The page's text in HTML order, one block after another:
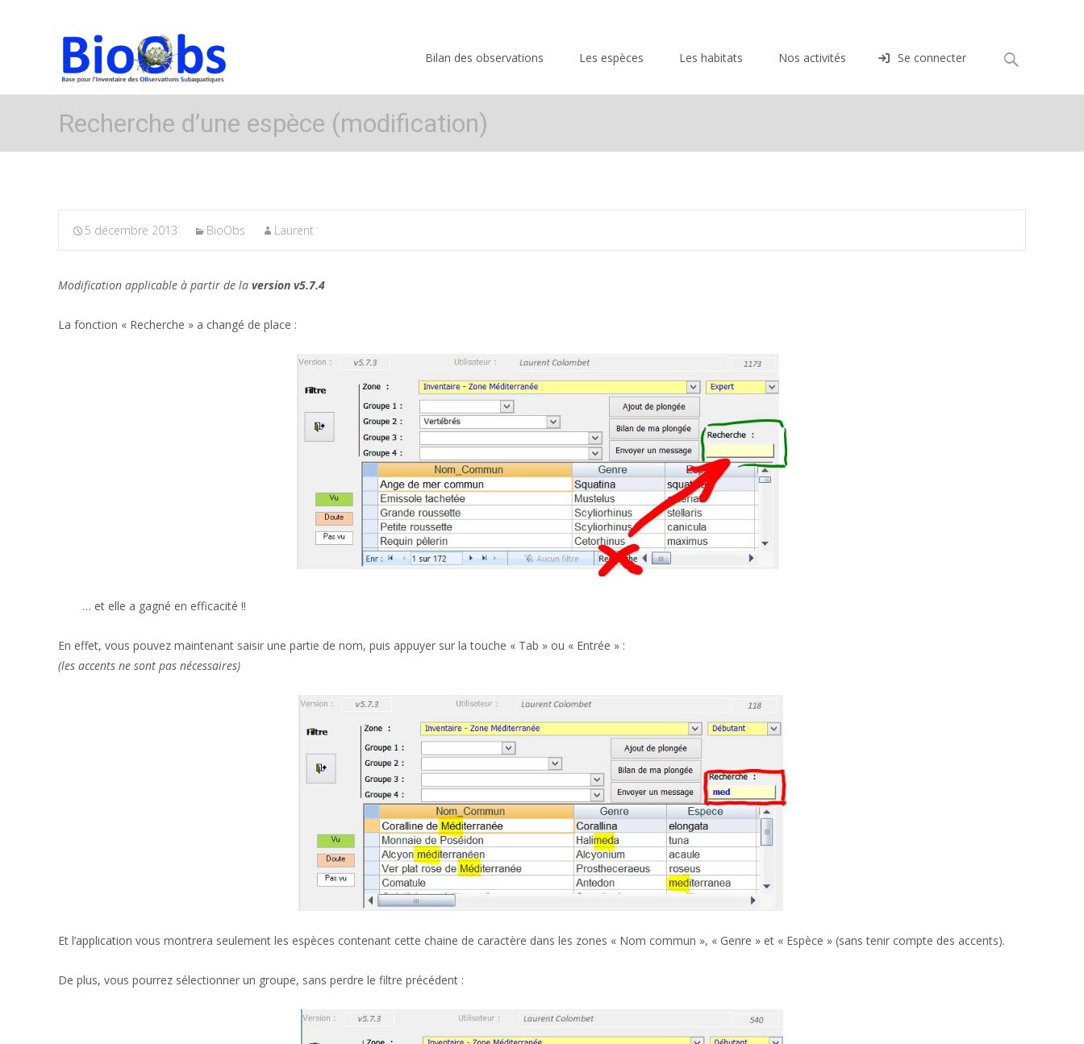
Bilan des observations Les espèces Les habitats Nos activités Se connecter Rechercher :
Recherche d’une espèce (modification)
5 décembre 2013 BioObs Laurent
Modification applicable à partir de la version v5.7.4
La fonction « Recherche » a changé de place :
… et elle a gagné en efficacité !!
En effet, vous pouvez maintenant saisir une partie de nom, puis appuyer sur la touche « Tab » ou « Entrée » :
(les accents ne sont pas nécessaires)
Et l’application vous montrera seulement les espèces contenant cette chaine de caractère dans les zones « Nom commun », « Genre » et « Espèce » (sans tenir compte des accents).
De plus, vous pourrez sélectionner un groupe, sans perdre le filtre précédent :